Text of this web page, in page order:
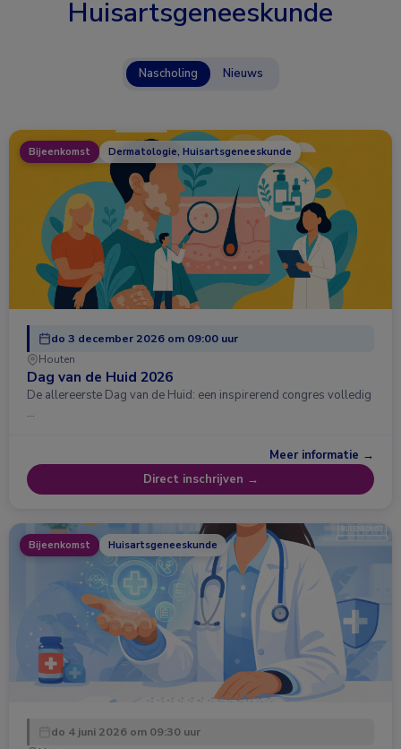
Huisartsgeneeskunde
Nascholing Nieuws
Bijeenkomst Dermatologie, Huisartsgeneeskunde
do 3 december 2026 om 09:00 uur
Houten
Dag van de Huid 2026
De allereerste Dag van de Huid: een inspirerend congres volledig
…
Meer informatie →
Direct inschrijven →
Bijeenkomst Huisartsgeneeskunde
do 4 juni 2026 om 09:30 uur